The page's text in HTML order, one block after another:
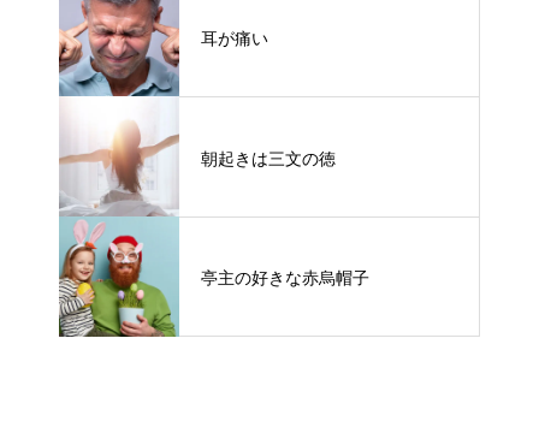
耳が痛い
朝起きは三文の徳
亭主の好きな赤烏帽子